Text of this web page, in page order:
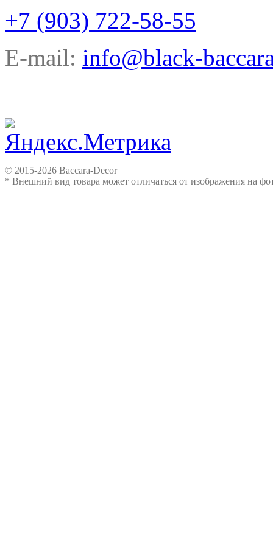
+7 (903) 722-58-55
E-mail: info@black-
© 2015-2026 Baccara-Decor
* Внешний вид товара может отличаться от изображения на